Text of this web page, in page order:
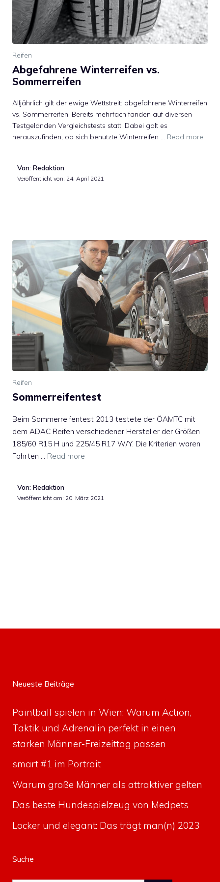
Reifen
Abgefahrene Winterreifen vs.
Sommerreifen
Alljährlich gilt der ewige Wettstreit: abgefahrene Winterreifen
vs. Sommerreifen. Bereits mehrfach fanden auf diversen
Testgeländen Vergleichstests statt. Dabei galt es
herauszufinden, ob sich benutzte Winterreifen … Read more
Von: Redaktion
Veröffentlicht von: 24. April 2021
Reifen
Sommerreifentest
Beim Sommerreifentest 2013 testete der ÖAMTC mit
dem ADAC Reifen verschiedener Hersteller der Größen
185/60 R15 H und 225/45 R17 W/Y. Die Kriterien waren
Fahrten … Read more
Von: Redaktion
Veröffentlicht am: 20. März 2021
Neueste Beiträge
Paintball spielen in Wien: Warum Action,
Taktik und Adrenalin perfekt in einen
starken Männer-Freizeittag passen
smart #1 im Portrait
Warum große Männer als attraktiver gelten
Das beste Hundespielzeug von Medpets
Locker und elegant: Das trägt man(n) 2023
Suche